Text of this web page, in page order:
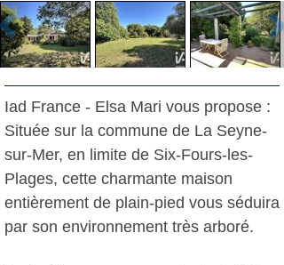
Iad France - Elsa Mari vous propose :
Située sur la commune de La Seyne-
sur-Mer, en limite de Six-Fours-les-
Plages, cette charmante maison
entièrement de plain-pied vous séduira
par son environnement très arboré.